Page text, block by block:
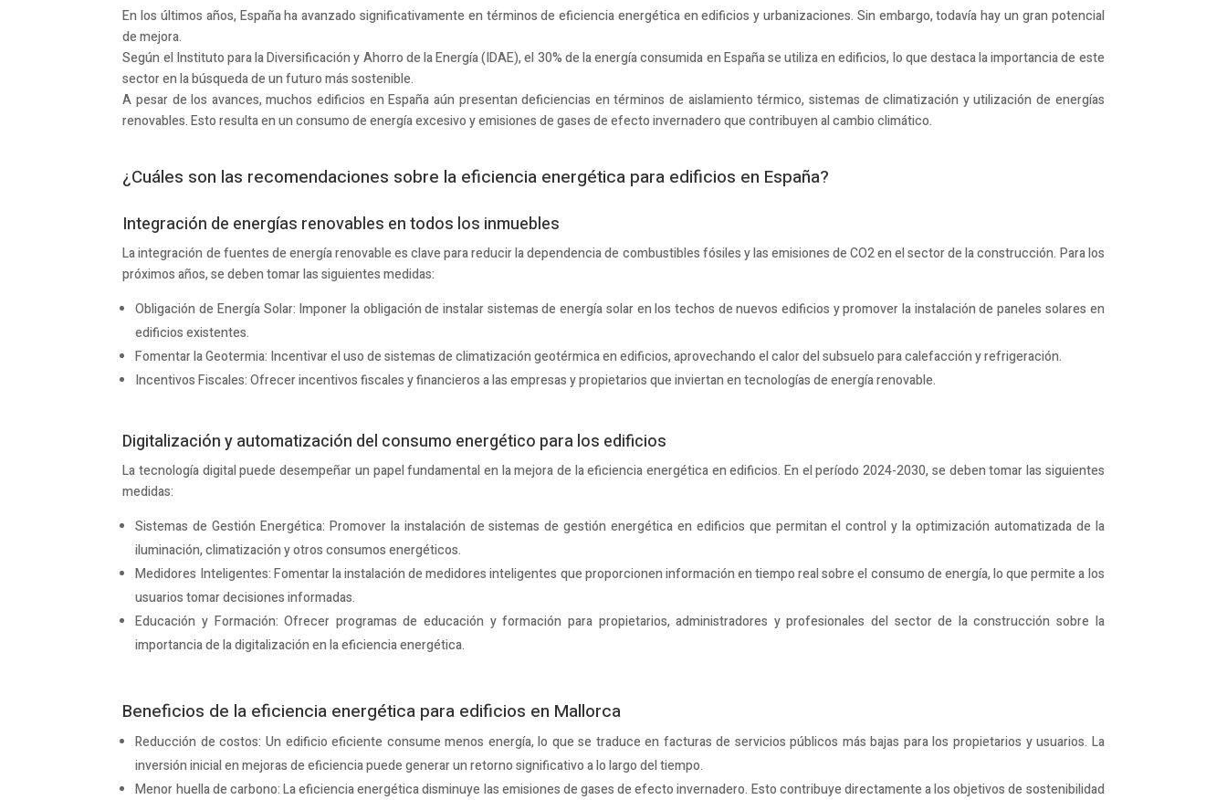
En los últimos años, España ha avanzado significativamente en términos de eficiencia energética en edificios y urbanizaciones. Sin embargo, todavía hay un gran potencial
de mejora.
Según el Instituto para la Diversificación y Ahorro de la Energía (IDAE), el 30% de la energía consumida en España se utiliza en edificios, lo que destaca la importancia de este
sector en la búsqueda de un futuro más sostenible.
A pesar de los avances, muchos edificios en España aún presentan deficiencias en términos de aislamiento térmico, sistemas de climatización y utilización de energías
renovables. Esto resulta en un consumo de energía excesivo y emisiones de gases de efecto invernadero que contribuyen al cambio climático.
¿Cuáles son las recomendaciones sobre la eficiencia energética para edificios en España?
Integración de energías renovables en todos los inmuebles
La integración de fuentes de energía renovable es clave para reducir la dependencia de combustibles fósiles y las emisiones de CO2 en el sector de la construcción. Para los
próximos años, se deben tomar las siguientes medidas:
Obligación de Energía Solar: Imponer la obligación de instalar sistemas de energía solar en los techos de nuevos edificios y promover la instalación de paneles solares en
edificios existentes.
Fomentar la Geotermia: Incentivar el uso de sistemas de climatización geotérmica en edificios, aprovechando el calor del subsuelo para calefacción y refrigeración.
Incentivos Fiscales: Ofrecer incentivos fiscales y financieros a las empresas y propietarios que inviertan en tecnologías de energía renovable.
Digitalización y automatización del consumo energético para los edificios
La tecnología digital puede desempeñar un papel fundamental en la mejora de la eficiencia energética en edificios. En el período 2024-2030, se deben tomar las siguientes
medidas:
Sistemas de Gestión Energética: Promover la instalación de sistemas de gestión energética en edificios que permitan el control y la optimización automatizada de la
iluminación, climatización y otros consumos energéticos.
Medidores Inteligentes: Fomentar la instalación de medidores inteligentes que proporcionen información en tiempo real sobre el consumo de energía, lo que permite a los
usuarios tomar decisiones informadas.
Educación y Formación: Ofrecer programas de educación y formación para propietarios, administradores y profesionales del sector de la construcción sobre la
importancia de la digitalización en la eficiencia energética.
Beneficios de la eficiencia energética para edificios en Mallorca
Reducción de costos: Un edificio eficiente consume menos energía, lo que se traduce en facturas de servicios públicos más bajas para los propietarios y usuarios. La
inversión inicial en mejoras de eficiencia puede generar un retorno significativo a lo largo del tiempo.
Menor huella de carbono: La eficiencia energética disminuye las emisiones de gases de efecto invernadero. Esto contribuye directamente a los objetivos de sostenibilidad